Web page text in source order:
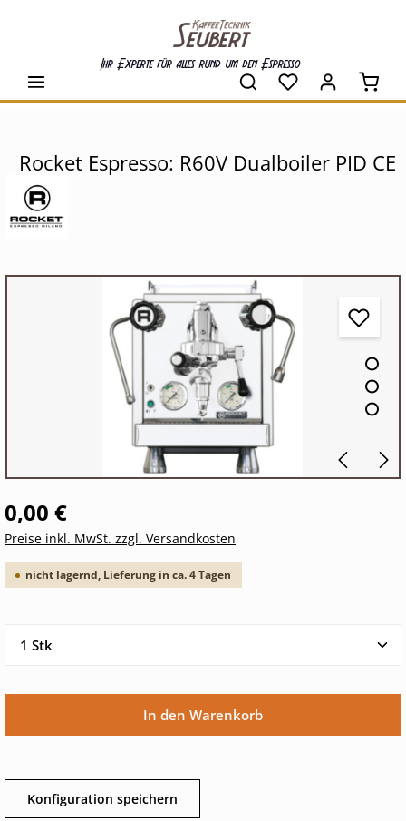
Ihr Experte für alles rund um den Espresso
Rocket Espresso: R60V Dualboiler PID CE
Bildergalerie überspringen
0,00 €
Preise inkl. MwSt. zzgl. Versandkosten
nicht lagernd, Lieferung in ca. 4 Tagen
Produkt Anzahl: Gib den gewünschten Wert ein
In den Warenkorb
Konfiguration speichern